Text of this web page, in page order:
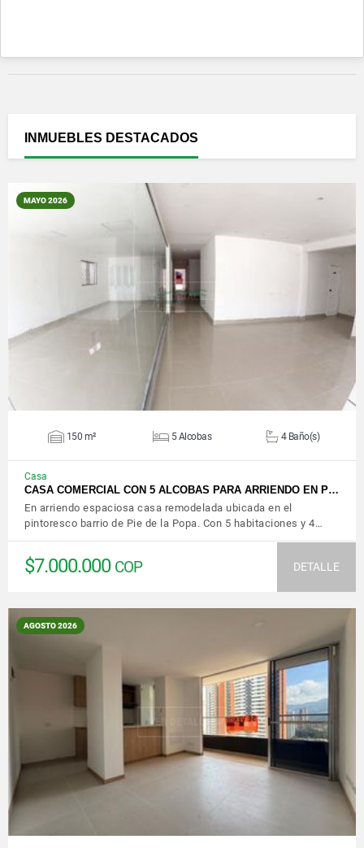
INMUEBLES DESTACADOS
MAYO 2026
VER DETALLES
150 m² 5 Alcobas 4 Baño(s)
Casa
CASA COMERCIAL CON 5 ALCOBAS PARA ARRIENDO EN P…
En arriendo espaciosa casa remodelada ubicada en el
pintoresco barrio de Pie de la Popa. Con 5 habitaciones y 4…
$7.000.000 COP DETALLE
AGOSTO 2026
VER DETALLES